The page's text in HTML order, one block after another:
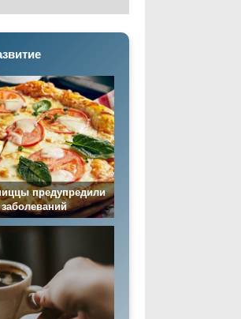
предупредили